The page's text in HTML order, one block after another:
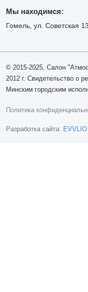
Мы находимся:
Гомель, ул. Советская
© 2015-2025, Салон
2012 г. Свидетельство о
Минским городским
Политика
Разработка сайта: EVVLIO